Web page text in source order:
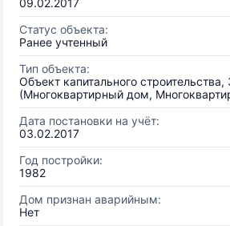
09.02.2017
Статус объекта:
Ранее учтенный
Тип объекта:
Объект капитального строительства,
(Многоквартирный дом,
Дата постановки на учёт:
03.02.2017
Год постройки:
1982
Дом признан аварийным:
Нет